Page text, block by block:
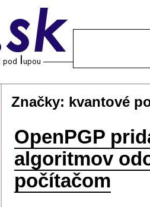
Značky: kvantové
OpenPGP
algoritmov
počítačom